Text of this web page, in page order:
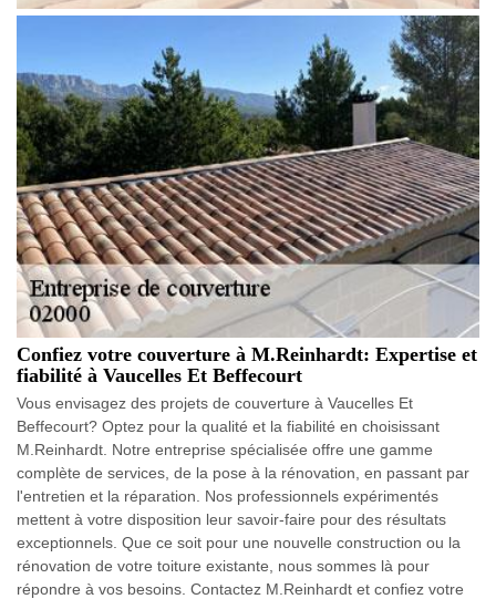
Confiez votre couverture à M.Reinhardt: Expertise et
fiabilité à Vaucelles Et Beffecourt
Vous envisagez des projets de couverture à Vaucelles Et
Beffecourt? Optez pour la qualité et la fiabilité en choisissant
M.Reinhardt. Notre entreprise spécialisée offre une gamme
complète de services, de la pose à la rénovation, en passant par
l'entretien et la réparation. Nos professionnels expérimentés
mettent à votre disposition leur savoir-faire pour des résultats
exceptionnels. Que ce soit pour une nouvelle construction ou la
rénovation de votre toiture existante, nous sommes là pour
répondre à vos besoins. Contactez M.Reinhardt et confiez votre